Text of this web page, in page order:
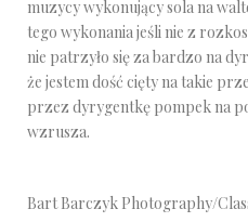
muzycy wykonujący sola na
tego wykonania jeśli nie z
nie patrzyło się za bardzo na
że jestem dość cięty na takie
przez dyrygentkę pompek na
wzrusza.
Bart Barczyk Photography/